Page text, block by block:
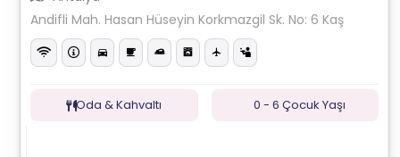
Andifli Mah. Hasan Hüseyin Korkmazgil Sk. No: 6 Kaş
Oda & Kahvaltı 0 - 6 Çocuk Yaşı